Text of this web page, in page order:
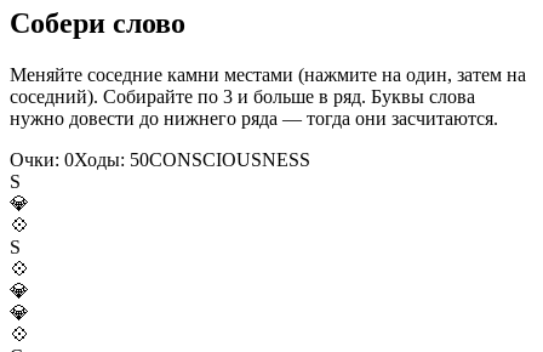
Собери слово
Меняйте соседние камни местами (нажмите на один, затем на
соседний). Собирайте по 3 и больше в ряд. Буквы слова
нужно довести до нижнего ряда — тогда они засчитаются.
Очки: 0Ходы: 50CONSCIOUSNESS
S
💎
💠
S
💠
💎
💎
💠